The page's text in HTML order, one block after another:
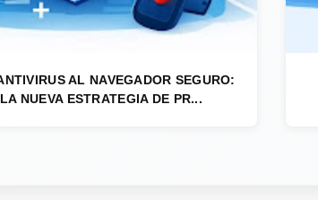
AL NAVEGADOR SEGURO:
LA NUEVA ESTRATEGIA DE PR...